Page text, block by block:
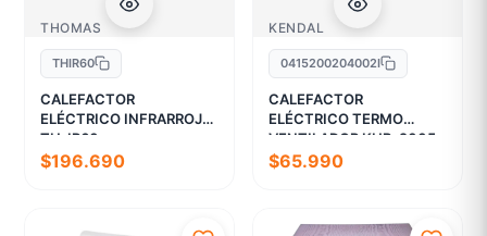
THOMAS
THIR60
CALEFACTOR
ELÉCTRICO INFRARROJO
TH-IR60
$196.690
KENDAL
0415200204002I
CALEFACTOR
ELÉCTRICO TERMO
VENTILADOR KHB-2005
$65.990